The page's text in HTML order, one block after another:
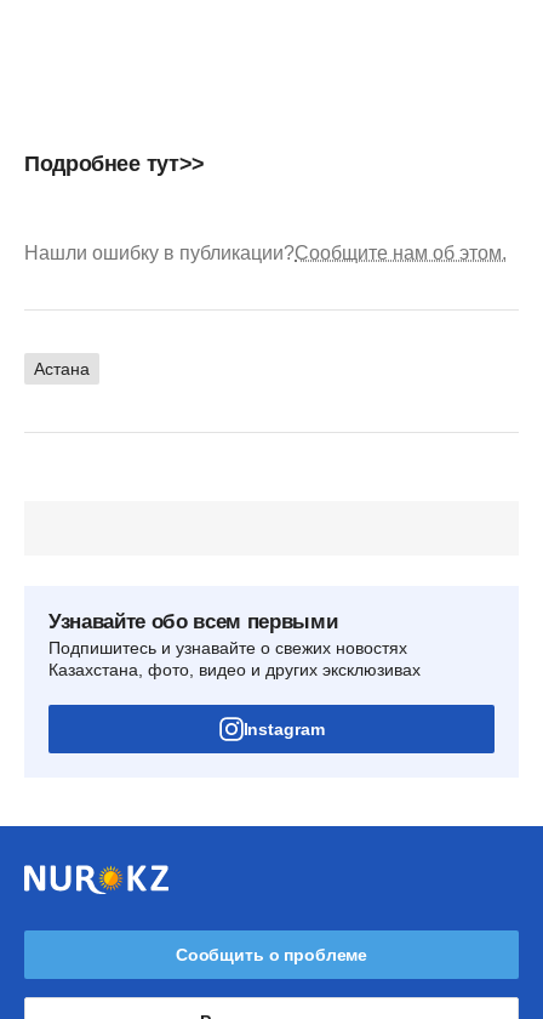
Подробнее тут>>
Нашли ошибку в публикации?Сообщите нам об этом.
Астана
Узнавайте обо всем первыми
Подпишитесь и узнавайте о свежих новостях
Казахстана, фото, видео и других эксклюзивах
Instagram
Сообщить о проблеме